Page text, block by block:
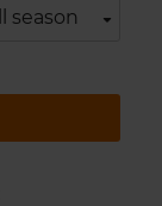
season